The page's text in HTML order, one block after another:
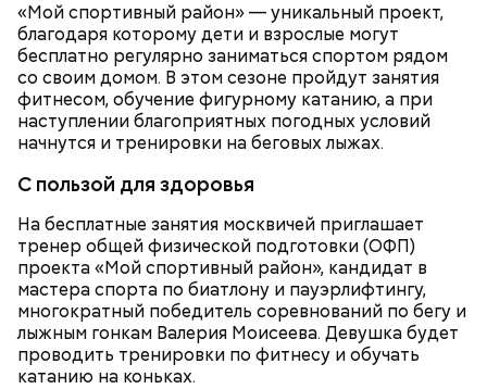
«Мой спортивный район» — уникальный проект,
благодаря которому дети и взрослые могут
бесплатно регулярно заниматься спортом рядом
со своим домом. В этом сезоне пройдут занятия
фитнесом, обучение фигурному катанию, а при
наступлении благоприятных погодных условий
начнутся и тренировки на беговых лыжах.
С пользой для здоровья
На бесплатные занятия москвичей приглашает
тренер общей физической подготовки (ОФП)
проекта «Мой спортивный район», кандидат в
мастера спорта по биатлону и пауэрлифтингу,
многократный победитель соревнований по бегу и
лыжным гонкам Валерия Моисеева. Девушка будет
проводить тренировки по фитнесу и обучать
катанию на коньках.
На Воробьевых горах расположилась лучшая
смотровая площадка столицы. А в музее
скульптуры «Музеон» находится более 1000
скульптур под открытым небом.